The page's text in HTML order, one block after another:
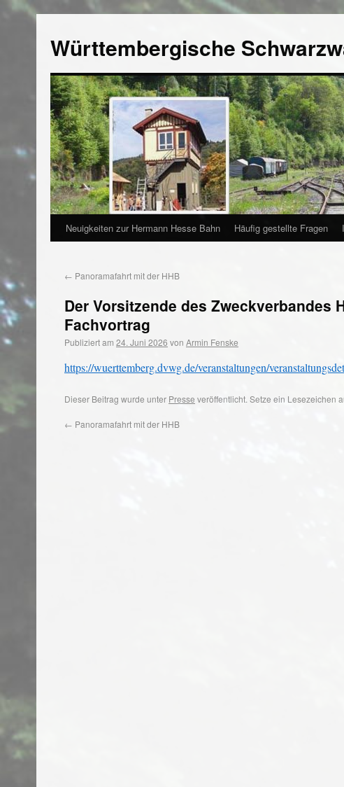
Württembergische
Neuigkeiten zur Hermann Hesse Bahn Häufig gestellte Fragen
← Panoramafahrt mit der HHB
Der Vorsitzende des Zweckverbandes
Fachvortrag
Publiziert am 24. Juni 2026 von Armin Fenske
https://wuerttemberg.dvwg.de/veranstaltungen/
Dieser Beitrag wurde unter Presse veröffentlicht. Setze ein Lesezeichen
← Panoramafahrt mit der HHB